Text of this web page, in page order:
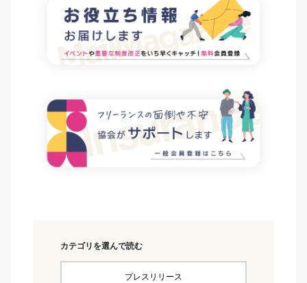
カテゴリを選んで読む
プレスリリース